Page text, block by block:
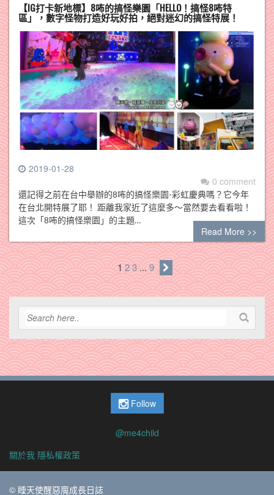
【IG打卡新地標】8咘的搞怪樂園「HELLO！搞怪8咘特
區」，數字怪物打造好玩好拍，絕對迷幻的搞怪特展！
2019-01-28
0 comment
還記得之前在台中舉辦的8咘的搞怪樂園-彩虹慶典嗎？它今年
在台北開特展了耶！ 距離我家近了這麼多～當然要去看看啦！
這次「8咘的搞怪樂園」的主題…
Read More >>
123...9
Follow
@me4child
關於我 隱私權政策
© 睡天使醒惡魔成長日誌